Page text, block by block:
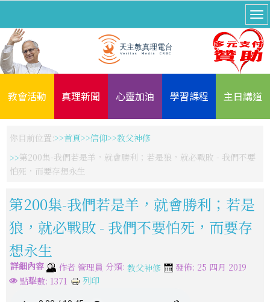
教會活動 真理新聞 心靈加油 學習課程 主日講道
你目前位置: 首頁 信仰
教父神修
第200集-我們若是羊，就會勝利；若是狼，就必戰敗 - 我們不要
怕死，而要存想永生
第200集-我們若是羊，就會勝利；若是
狼，就必戰敗 - 我們不要怕死，而要存
想永生
詳細內容 作者 管理員 分類: 教父神修
發佈: 25 四月 2019
點擊數: 1371
列印